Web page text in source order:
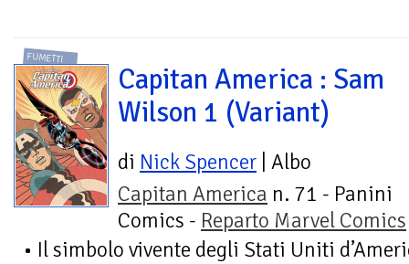
FUMETTI
Capitan America : Sam
Wilson 1 (Variant)
di Nick Spencer | Albo
Capitan America n. 71 - Panini
Comics - Reparto Marvel Comics
• Il simbolo vivente degli Stati Uniti